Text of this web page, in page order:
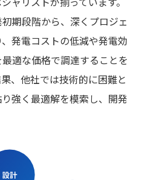
期段階から、深くプロジェ
発電コストの低減や発電効
適な価格で調達することを
、他社では技術的に困難と
強く最適解を模索し、開発